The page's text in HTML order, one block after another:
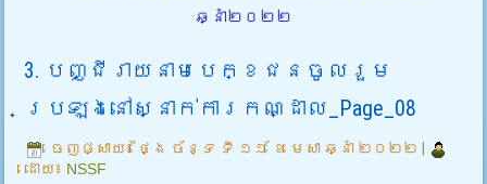
ឆ្នាំ២០២២
3. បញ្ជីរាយនាមបេក្ខជនចូលរួម
ប្រឡងនៅស្នាក់ការកណ្ដាល_Page_08
ចេញផ្សាយ៖ ថ្ងៃ ច័ន្ទ ទី ១១ ខែ មេសា ឆ្នាំ ២០២២
ដោយ៖ NSSF